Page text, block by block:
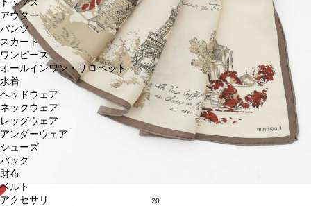
トップス
アウター
パンツ
スカート
ワンピース
オールインワン・サロペット
水着
ヘッドウェア
ネックウェア
レッグウェア
アンダーウェア
シューズ
バッグ
財布
ベルト
アクセサリ
20